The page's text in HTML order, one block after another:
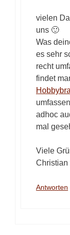
vielen
uns 🙂
Was
es sehr
recht
findet
adhoc
mal
Viele
Christian
Antworten